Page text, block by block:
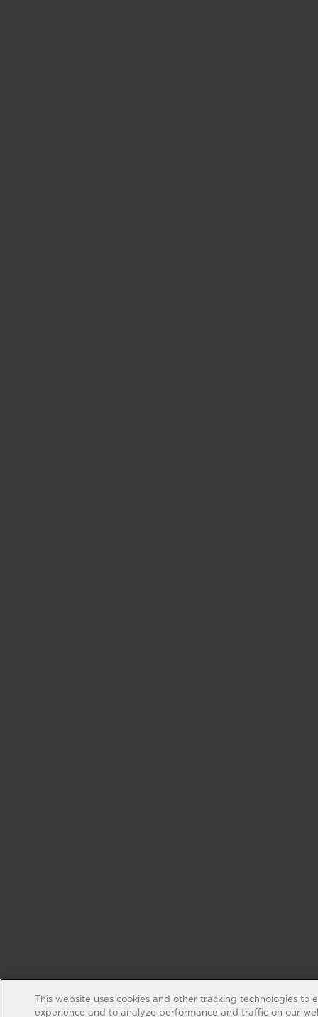
This website uses cookies and other tracking technologies to
experience and to analyze performance and traffic on our